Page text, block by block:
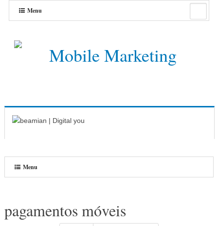
Menu
Menu
pagamentos móveis